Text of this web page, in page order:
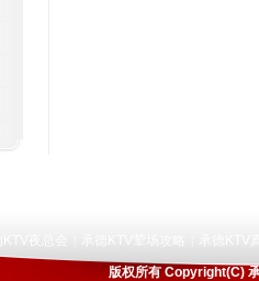
版权所有 Copyright(C)